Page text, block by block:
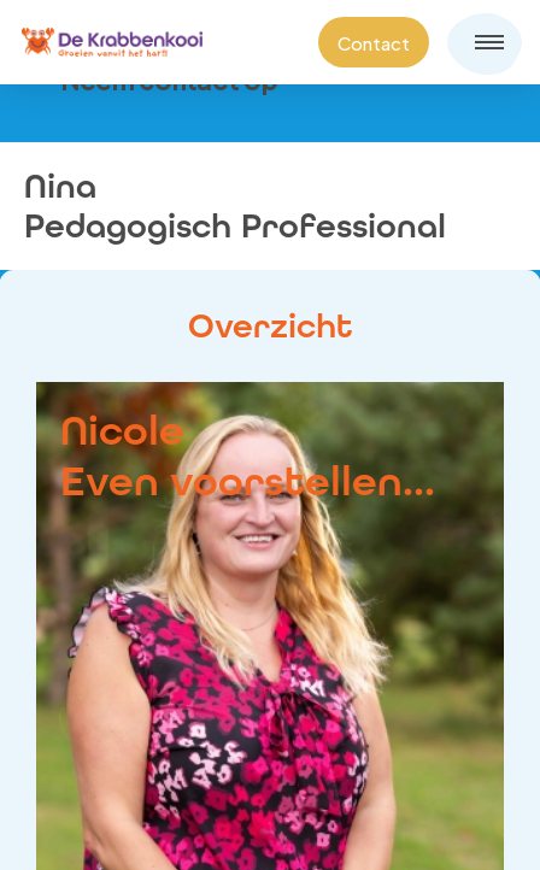
Contact
Nina
Pedagogisch Professional
Neem contact op
Overzicht
Nicole
Even voorstellen...